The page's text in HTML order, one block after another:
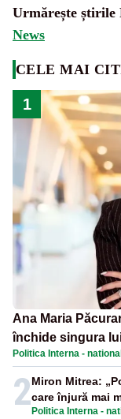
Urmărește știrile
News
CELE MAI
1
Ana Maria
închide singura
Politica Interna -
2Politica Interna -
Miron Mitrea:
care înjură mai